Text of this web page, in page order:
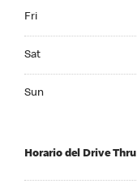
Fri
Sat
Sun
Horario del Drive Thru